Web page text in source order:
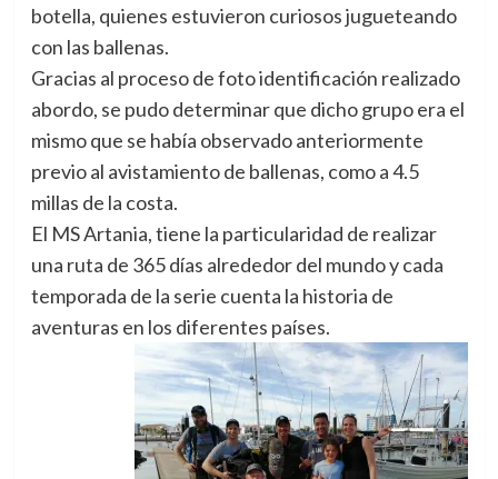
botella, quienes estuvieron curiosos jugueteando
con las ballenas.
Gracias al proceso de foto identificación realizado
abordo, se pudo determinar que dicho grupo era el
mismo que se había observado anteriormente
previo al avistamiento de ballenas, como a 4.5
millas de la costa.
El MS Artania, tiene la particularidad de realizar
una ruta de 365 días alrededor del mundo y cada
temporada de la serie cuenta la historia de
aventuras en los diferentes países.